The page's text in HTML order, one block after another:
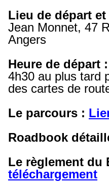
Lieu de départ
Jean Monnet, 47
Angers
Heure de départ :
4h30 au plus tard
des cartes de
Le parcours :
Roadbook
Le règlement du
téléchargement